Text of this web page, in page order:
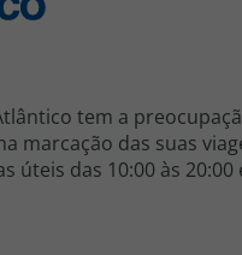
tem a
marcação das suas
das 10:00 às 20:00